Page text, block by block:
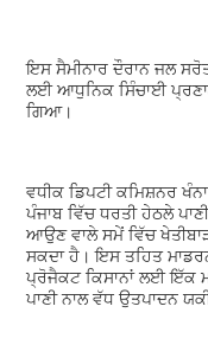
ਇਸ ਸੈਮੀਨਾਰ ਦੌਰਾਨ ਜਲ
ਲਈ ਆਧੁਨਿਕ ਸਿੰਚਾਈ
ਗਿਆ।
ਵਧੀਕ ਡਿਪਟੀ ਕਮਿਸ਼ਨਰ
ਪੰਜਾਬ ਵਿੱਚ ਧਰਤੀ ਹੇਠਲੇ
ਆਉਣ ਵਾਲੇ ਸਮੇਂ ਵਿੱਚ
ਸਕਦਾ ਹੈ। ਇਸ ਤਹਿਤ
ਪ੍ਰੋਜੈਕਟ ਕਿਸਾਨਾਂ ਲਈ ਇੱਕ
ਪਾਣੀ ਨਾਲ ਵੱਧ ਉਤਪਾਦਨ